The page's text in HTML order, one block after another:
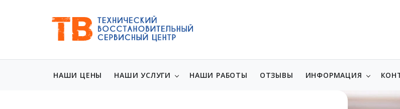
НАШИ ЦЕНЫ НАШИ УСЛУГИ НАШИ РАБОТЫ ОТЗЫВЫ ИНФОРМАЦИЯ